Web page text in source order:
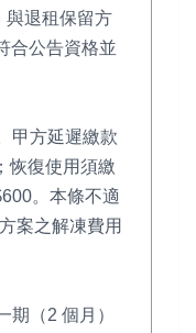
退租保留方
合公告資格並
甲方延遲繳款
恢復使用須繳
。本條不適
案之解凍費用
（2 個月）